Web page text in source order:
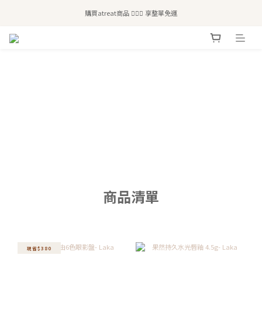
全站滿$2,500免運｜6/30前 含新品滿$1,300超取免運
購買atreat商品 💆🏻‍♀️ 享整單免運
商品清單
現省$380